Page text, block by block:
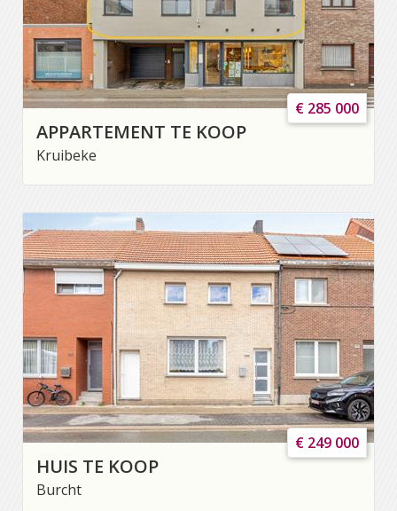
APPARTEMENT TE KOOP
Kruibeke
€ 285 000
HUIS TE KOOP
Burcht
€ 249 000